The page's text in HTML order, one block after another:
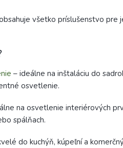
všetko príslušenstvo pre
– ideálne na inštaláciu do
osvetlenie.
na osvetlenie interiérových
spálňach.
do kuchýň, kúpeľní a